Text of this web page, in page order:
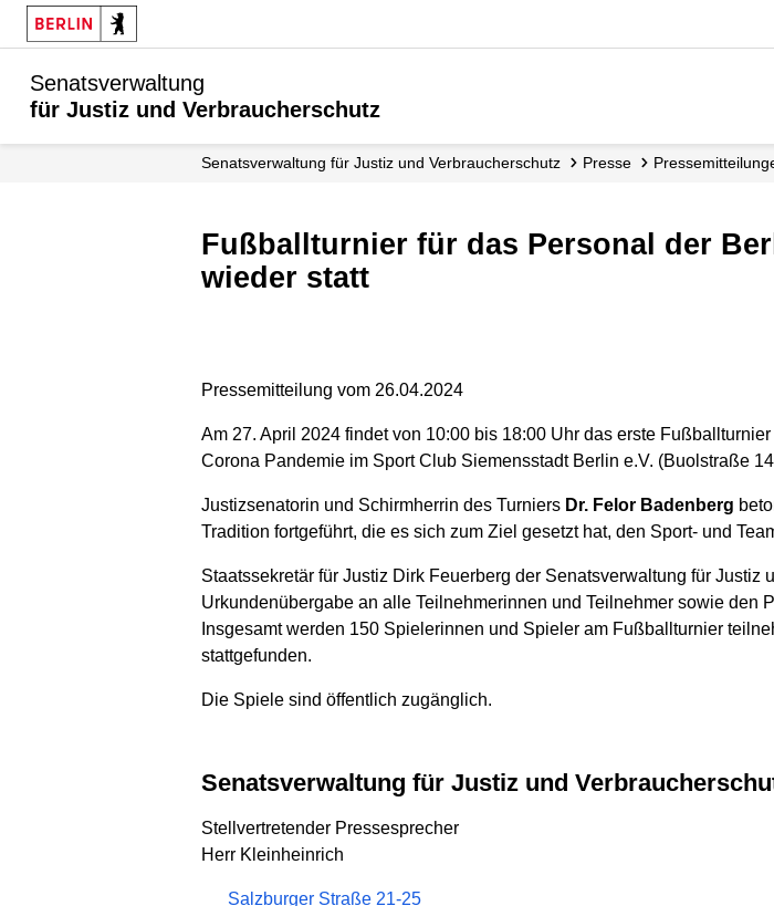
Senatsverwaltung
für Justiz und Verbraucherschutz
Senatsverwaltung für Justiz und Verbraucherschutz Presse
Fußballturnier für das Personal der Berliner Justizvollzugsanstalten findet
wieder statt
Pressemitteilung vom 26.04.2024
Am 27. April 2024 findet von 10:00 bis 18:00 Uhr das erste
Corona Pandemie im Sport Club Siemensstadt Berlin e.V. (Buolstraße
Justizsenatorin und Schirmherrin des Turniers Dr. Felor Badenberg
Tradition fortgeführt, die es sich zum Ziel gesetzt hat, den Sport- und
Staatssekretär für Justiz Dirk Feuerberg der Senatsverwaltung für
Urkundenübergabe an alle Teilnehmerinnen und Teilnehmer sowie
Insgesamt werden 150 Spielerinnen und Spieler am Fußballturnier
stattgefunden.
Die Spiele sind öffentlich zugänglich.
Senatsverwaltung für Justiz und
Stellvertretender Pressesprecher
Herr Kleinheinrich
Salzburger Straße 21-25